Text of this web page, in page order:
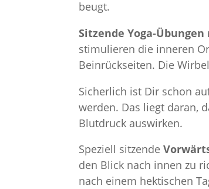
beugt.
Sitzende Yoga-Übungen
stimulieren die inneren
Beinrückseiten. Die
Sicherlich ist Dir schon
werden. Das liegt daran,
Blutdruck auswirken.
Speziell sitzende
den Blick nach innen zu
nach einem hektischen